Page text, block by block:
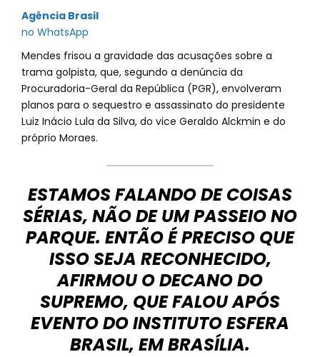
Agência Brasil
no WhatsApp
Mendes frisou a gravidade das acusações sobre a
trama golpista, que, segundo a denúncia da
Procuradoria-Geral da República (PGR), envolveram
planos para o sequestro e assassinato do presidente
Luiz Inácio Lula da Silva, do vice Geraldo Alckmin e do
próprio Moraes.
ESTAMOS FALANDO DE COISAS
SÉRIAS, NÃO DE UM PASSEIO NO
PARQUE. ENTÃO É PRECISO QUE
ISSO SEJA RECONHECIDO,
AFIRMOU O DECANO DO
SUPREMO, QUE FALOU APÓS
EVENTO DO INSTITUTO ESFERA
BRASIL, EM BRASÍLIA.